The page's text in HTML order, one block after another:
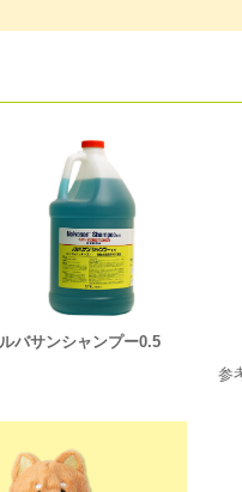
バサンシャンプー0.5
参